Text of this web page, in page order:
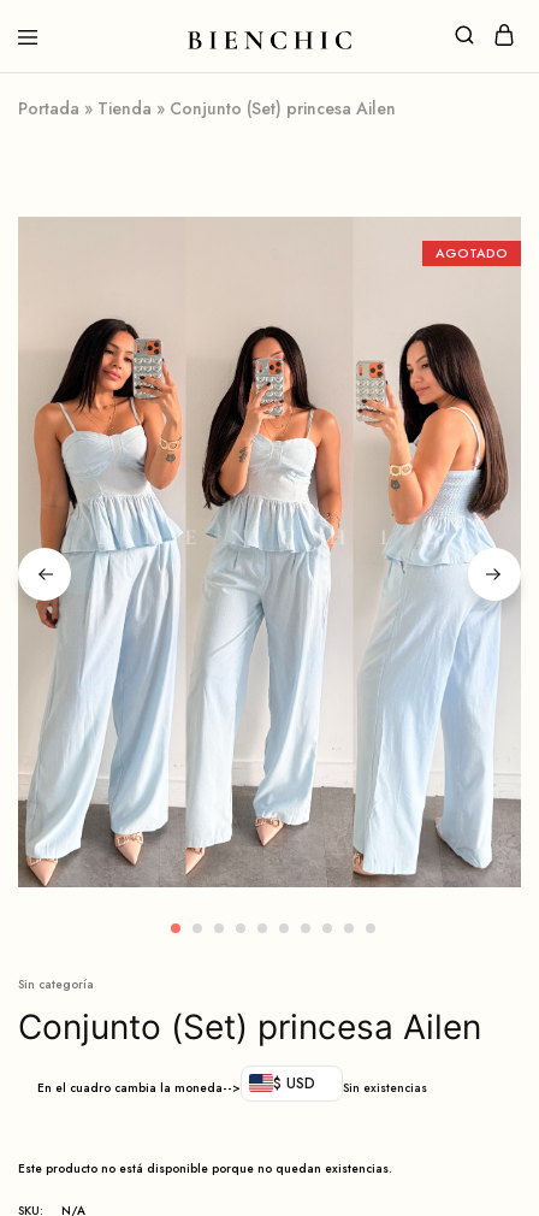
Portada » Tienda » Conjunto (Set) princesa Ailen
AGOTADO
Sin categoría
Conjunto (Set) princesa Ailen
En el cuadro cambia la moneda--> $ USD Sin existencias
Este producto no está disponible porque no quedan existencias.
SKU:
N/A